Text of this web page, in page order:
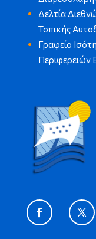
Δελτία
Τοπικής
Γραφείο
Περιφερειών